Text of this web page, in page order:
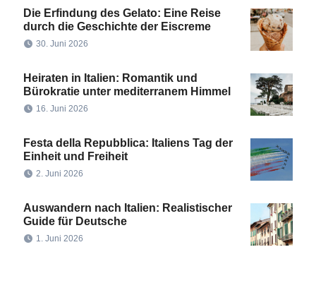
Die Erfindung des Gelato: Eine Reise
durch die Geschichte der Eiscreme
30. Juni 2026
Heiraten in Italien: Romantik und
Bürokratie unter mediterranem Himmel
16. Juni 2026
Festa della Repubblica: Italiens Tag der
Einheit und Freiheit
2. Juni 2026
Auswandern nach Italien: Realistischer
Guide für Deutsche
1. Juni 2026